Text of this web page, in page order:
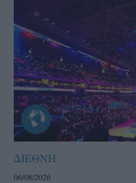
ΔΙΕΘΝΗ
06/08/2026